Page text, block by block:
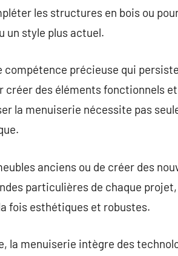
les structures en bois ou
un style plus actuel.
compétence précieuse qui
créer des éléments fonctionnels
la menuiserie nécessite pas
anciens ou de créer des
particulières de chaque
fois esthétiques et robustes.
la menuiserie intègre des